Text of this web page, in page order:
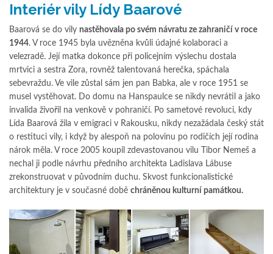
Interiér vily Lídy Baarové
Baarová se do vily nastěhovala po svém návratu ze zahraničí v roce
1944. V roce 1945 byla uvězněna kvůli údajné kolaboraci a
velezradě. Její matka dokonce při policejním výslechu dostala
mrtvici a sestra Zora, rovněž talentovaná herečka, spáchala
sebevraždu. Ve vile zůstal sám jen pan Babka, ale v roce 1951 se
musel vystěhovat. Do domu na Hanspaulce se nikdy nevrátil a jako
invalida živořil na venkově v pohraničí. Po sametové revoluci, kdy
Lída Baarová žila v emigraci v Rakousku, nikdy nezažádala český stát
o restituci vily, i když by alespoň na polovinu po rodičích její rodina
nárok měla. V roce 2005 koupil zdevastovanou vilu Tibor Nemeš a
nechal ji podle návrhu předního architekta Ladislava Lábuse
zrekonstruovat v původním duchu. Skvost funkcionalistické
architektury je v současné době chráněnou kulturní památkou.